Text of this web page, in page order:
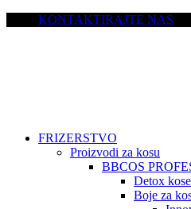
KONTAKTIRAJTE NAS
FRIZERSTVO
Proizvodi za kosu
BBCOS
Detox kose
Boje za